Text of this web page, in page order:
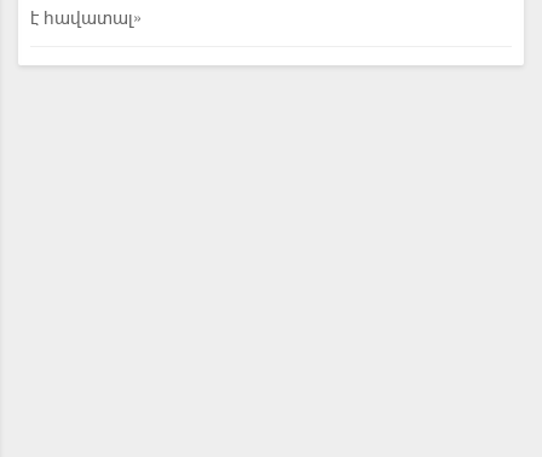
է հավատալ»